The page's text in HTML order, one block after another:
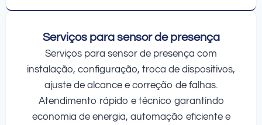
Serviços para sensor de presença
Serviços para sensor de presença com
instalação, configuração, troca de dispositivos,
ajuste de alcance e correção de falhas.
Atendimento rápido e técnico garantindo
economia de energia, automação eficiente e